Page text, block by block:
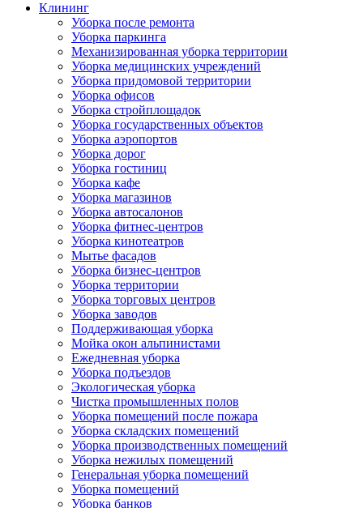
Клининг
Уборка после ремонта
Уборка паркинга
Механизированная уборка территории
Уборка медицинских учреждений
Уборка придомовой территории
Уборка офисов
Уборка стройплощадок
Уборка государственных объектов
Уборка аэропортов
Уборка дорог
Уборка гостиниц
Уборка кафе
Уборка магазинов
Уборка автосалонов
Уборка фитнес-центров
Уборка кинотеатров
Мытье фасадов
Уборка бизнес-центров
Уборка территории
Уборка торговых центров
Уборка заводов
Поддерживающая уборка
Мойка окон альпинистами
Ежедневная уборка
Уборка подъездов
Экологическая уборка
Чистка промышленных полов
Уборка помещений после пожара
Уборка складских помещений
Уборка производственных помещений
Уборка нежилых помещений
Генеральная уборка помещений
Уборка помещений
Уборка банков